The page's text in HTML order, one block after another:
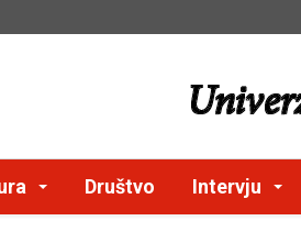
Društvo Intervju